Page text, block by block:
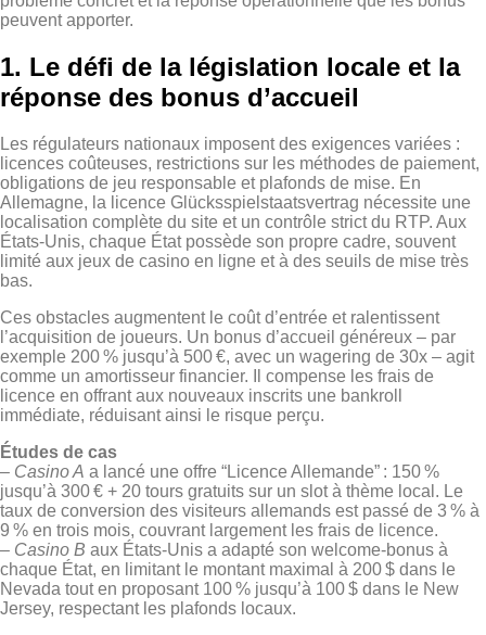
peuvent apporter.
1. Le défi de la législation locale et la
réponse des bonus d’accueil
Les régulateurs nationaux imposent des exigences variées :
licences coûteuses, restrictions sur les méthodes de paiement,
obligations de jeu responsable et plafonds de mise. En
Allemagne, la licence Glücksspielstaatsvertrag nécessite une
localisation complète du site et un contrôle strict du RTP. Aux
États‑Unis, chaque État possède son propre cadre, souvent
limité aux jeux de casino en ligne et à des seuils de mise très
bas.
Ces obstacles augmentent le coût d’entrée et ralentissent
l’acquisition de joueurs. Un bonus d’accueil généreux – par
exemple 200 % jusqu’à 500 €, avec un wagering de 30x – agit
comme un amortisseur financier. Il compense les frais de
licence en offrant aux nouveaux inscrits une bankroll
immédiate, réduisant ainsi le risque perçu.
Études de cas
– Casino A a lancé une offre “Licence Allemande” : 150 %
jusqu’à 300 € + 20 tours gratuits sur un slot à thème local. Le
taux de conversion des visiteurs allemands est passé de 3 % à
9 % en trois mois, couvrant largement les frais de licence.
– Casino B aux États‑Unis a adapté son welcome‑bonus à
chaque État, en limitant le montant maximal à 200 $ dans le
Nevada tout en proposant 100 % jusqu’à 100 $ dans le New
Jersey, respectant les plafonds locaux.